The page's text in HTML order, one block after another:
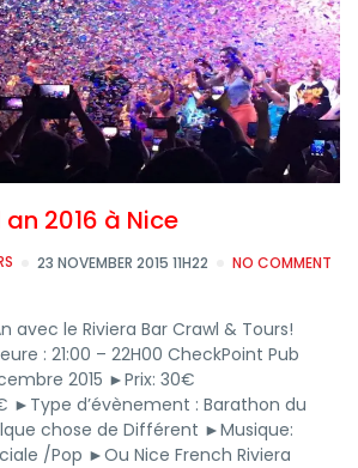
2016 à Nice
23 NOVEMBER 2015 11H22 NO COMMENT
avec le Riviera Bar Crawl & Tours!
: 21:00 – 22H00 CheckPoint Pub
2015 ►Prix: 30€
d’évènement : Barathon du
chose de Différent ►Musique:
/Pop ►Ou Nice French Riviera